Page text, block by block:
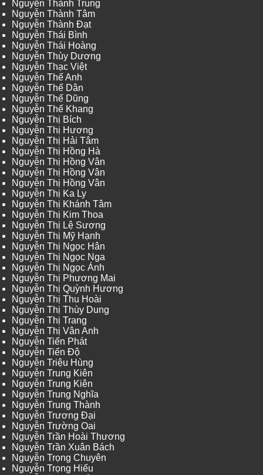
Nguyễn Thành Trung
Nguyễn Thành Tâm
Nguyễn Thành Đạt
Nguyễn Thái Bình
Nguyễn Thái Hoàng
Nguyễn Thùy Dương
Nguyễn Thạc Việt
Nguyễn Thế Anh
Nguyễn Thế Dân
Nguyễn Thế Dũng
Nguyễn Thế Khang
Nguyễn Thị Bích
Nguyễn Thị Hương
Nguyễn Thị Hải Tâm
Nguyễn Thị Hồng Hà
Nguyễn Thị Hồng Vân
Nguyễn Thị Hồng Vân
Nguyễn Thị Hồng Vân
Nguyễn Thị Ka Ly
Nguyễn Thị Khánh Tâm
Nguyễn Thị Kim Thoa
Nguyễn Thị Lệ Sương
Nguyễn Thị Mỹ Hạnh
Nguyễn Thị Ngọc Hân
Nguyễn Thị Ngọc Nga
Nguyễn Thị Ngọc Ánh
Nguyễn Thị Phương Mai
Nguyễn Thị Quỳnh Hương
Nguyễn Thị Thu Hoài
Nguyễn Thị Thùy Dung
Nguyễn Thị Trang
Nguyễn Thị Vân Anh
Nguyễn Tiến Phát
Nguyễn Tiến Độ
Nguyễn Triệu Hùng
Nguyễn Trung Kiên
Nguyễn Trung Kiên
Nguyễn Trung Nghĩa
Nguyễn Trung Thành
Nguyễn Trương Đại
Nguyễn Trường Oai
Nguyễn Trần Hoài Thương
Nguyễn Trần Xuân Bách
Nguyễn Trọng Chuyên
Nguyễn Trọng Hiếu